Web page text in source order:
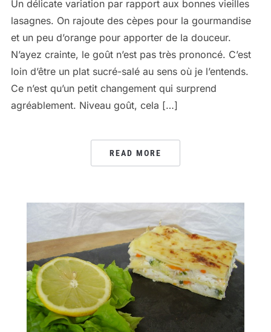
Un délicate variation par rapport aux bonnes vieilles
lasagnes. On rajoute des cèpes pour la gourmandise
et un peu d’orange pour apporter de la douceur.
N’ayez crainte, le goût n’est pas très prononcé. C’est
loin d’être un plat sucré-salé au sens où je l’entends.
Ce n’est qu’un petit changement qui surprend
agréablement. Niveau goût, cela […]
READ MORE